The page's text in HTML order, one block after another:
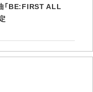
「BE:FIRST ALL